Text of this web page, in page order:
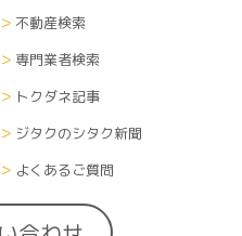
不動産検索
専門業者検索
トクダネ記事
ジタクのシタク新聞
よくあるご質問